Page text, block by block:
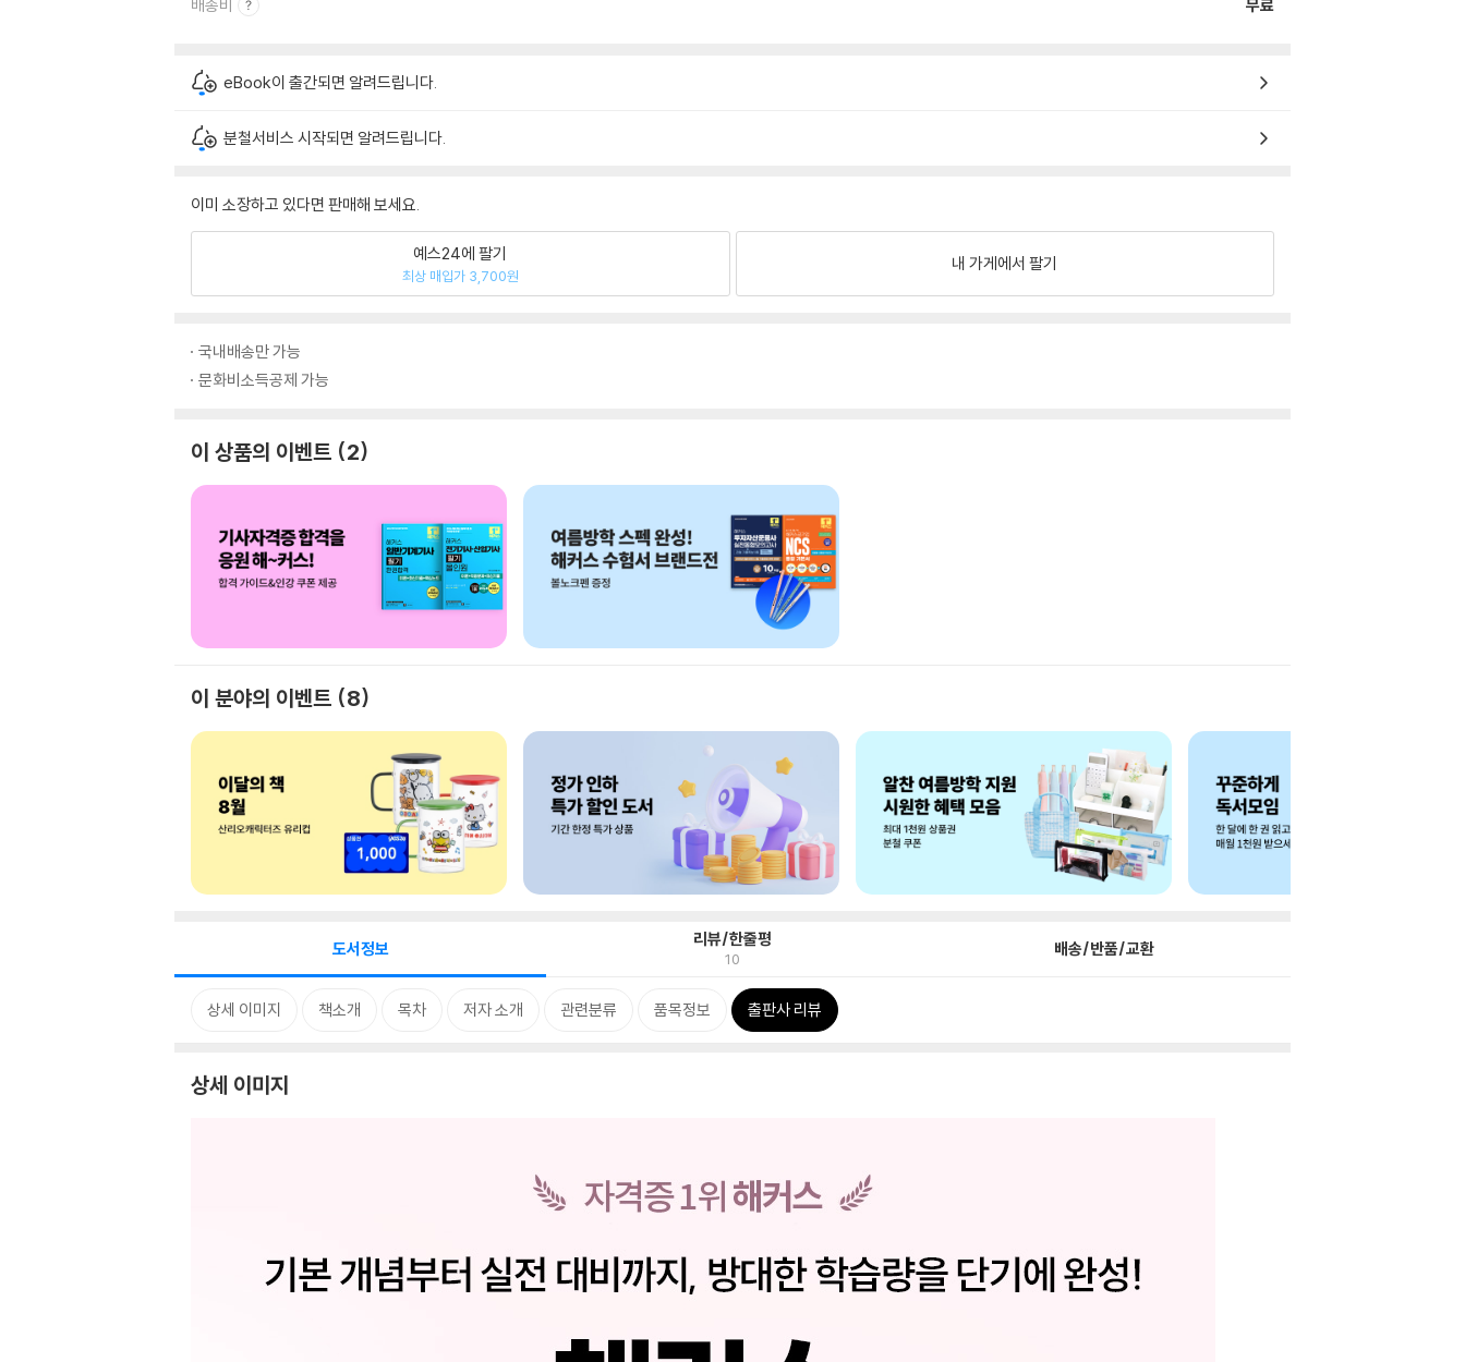
배송비 무료
eBook이 출간되면 알려드립니다.
분철서비스 시작되면 알려드립니다.
이미 소장하고 있다면 판매해 보세요.
예스24에 팔기
최상 매입가 3,700원
내 가게에서 팔기
국내배송만 가능
문화비소득공제 가능
이 상품의 이벤트 2
이 분야의 이벤트 8
도서정보 리뷰/한줄평
10 배송/반품/교환
상세 이미지 책소개 목차 저자 소개 관련분류 품목정보 출판사 리뷰
상세 이미지